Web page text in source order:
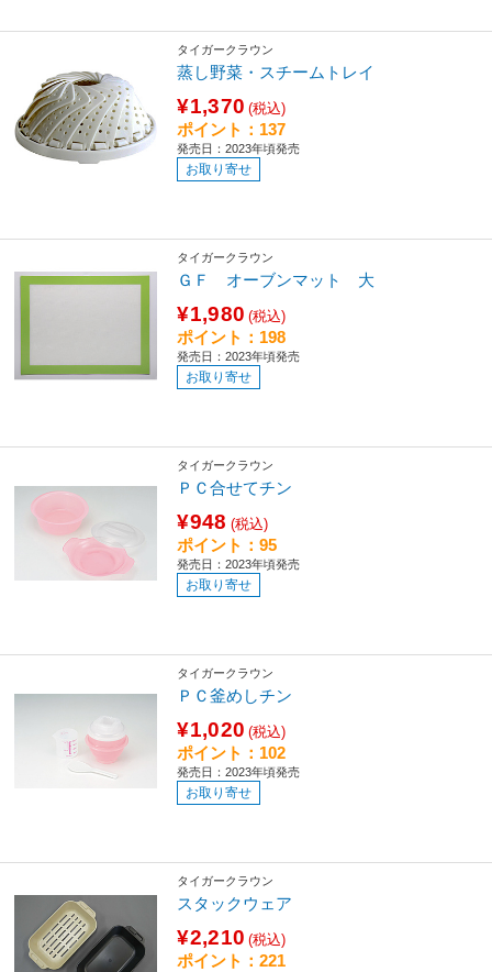
タイガークラウン
蒸し野菜・スチームトレイ
¥1,370 (税込)
ポイント：137
発売日：2023年頃発売
お取り寄せ
タイガークラウン
ＧＦ オーブンマット 大
¥1,980 (税込)
ポイント：198
発売日：2023年頃発売
お取り寄せ
タイガークラウン
ＰＣ合せてチン
¥948 (税込)
ポイント：95
発売日：2023年頃発売
お取り寄せ
タイガークラウン
ＰＣ釜めしチン
¥1,020 (税込)
ポイント：102
発売日：2023年頃発売
お取り寄せ
タイガークラウン
スタックウェア
¥2,210 (税込)
ポイント：221